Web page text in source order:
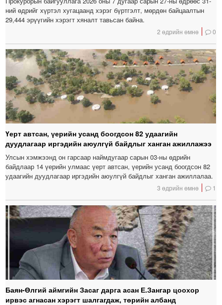
ний өдрийг хүртэл хугацаанд хэрэг бүртгэлт, мөрдөн байцаалтын
29,444 эрүүгийн хэрэгт хяналт тавьсан байна.
2 өдрийн өмнө 0
Үерт автсан, үерийн усанд боогдсон 82 удаагийн
дуудлагаар иргэдийн аюулгүй байдлыг ханган ажиллажээ
Улсын хэмжээнд он гарсаар наймдугаар сарын 03-ны өдрийн
байдлаар 14 үерийн улмаас үерт автсан, үерийн усанд боогдсон 82
удаагийн дуудлагаар иргэдийн аюулгүй байдлыг ханган ажиллалаа.
3 өдрийн өмнө 1
Баян-Өлгий аймгийн Засаг дарга асан Е.Зангар цоохор
ирвэс агнасан хэрэгт шалгагдаж, төрийн албанд